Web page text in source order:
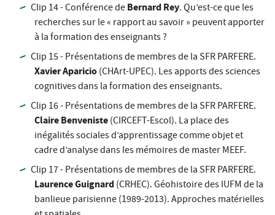
Clip 14 - Conférence deBernard Rey. Qu’est-ce que les
recherches sur le « rapport au savoir » peuvent apporter
à la formation des enseignants ?
Clip 15 - Présentations de membres de la SFR PARFERE.
Xavier Aparicio(CHArt-UPEC). Les apports des sciences
cognitives dans la formation des enseignants.
Clip 16 - Présentations de membres de la SFR PARFERE.
Claire Benveniste(CIRCEFT-Escol). La place des
inégalités sociales d’apprentissage comme objet et
cadre d’analyse dans les mémoires de master MEEF.
Clip 17 - Présentations de membres de la SFR PARFERE.
Laurence Guignard(CRHEC). Géohistoire des IUFM de la
banlieue parisienne (1989-2013). Approches matérielles